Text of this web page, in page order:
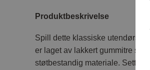
Produktbeskrivelse
Spill dette klassiske
er laget av lakkert gummitre
støtbestandig materiale. Settet